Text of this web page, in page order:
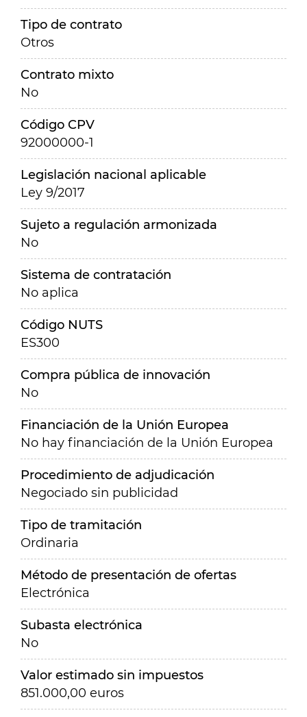
Tipo de contrato
Otros
Contrato mixto
No
Código CPV
92000000-1
Legislación nacional aplicable
Ley 9/2017
Sujeto a regulación armonizada
No
Sistema de contratación
No aplica
Código NUTS
ES300
Compra pública de innovación
No
Financiación de la Unión Europea
No hay financiación de la Unión Europea
Procedimiento de adjudicación
Negociado sin publicidad
Tipo de tramitación
Ordinaria
Método de presentación de ofertas
Electrónica
Subasta electrónica
No
Valor estimado sin impuestos
851.000,00 euros